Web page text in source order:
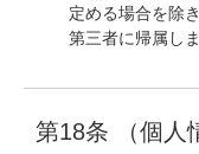
定める場合を除
第三者に帰属しま
第18条 （個人